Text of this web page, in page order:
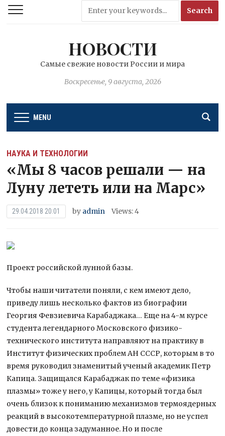
НОВОСТИ
Самые свежие новости России и мира
Воскресенье, 9 августа, 2026
MENU
НАУКА И ТЕХНОЛОГИИ
«Мы 8 часов решали — на
Луну лететь или на Марс»
29.04.2018 20:01 by admin Views: 4
Проект российской лунной базы.
Чтобы наши читатели поняли, с кем имеют дело,
приведу лишь несколько фактов из биографии
Георгия Февзиевича Карабаджака… Еще на 4-м курсе
студента легендарного Московского физико-
технического института направляют на практику в
Институт физических проблем АН СССР, которым в то
время руководил знаменитый ученый академик Петр
Капица. Защищался Карабаджак по теме «физика
плазмы» тоже у него, у Капицы, который тогда был
очень близок к пониманию механизмов термоядерных
реакций в высокотемпературной плазме, но не успел
довести до конца задуманное. Но и после